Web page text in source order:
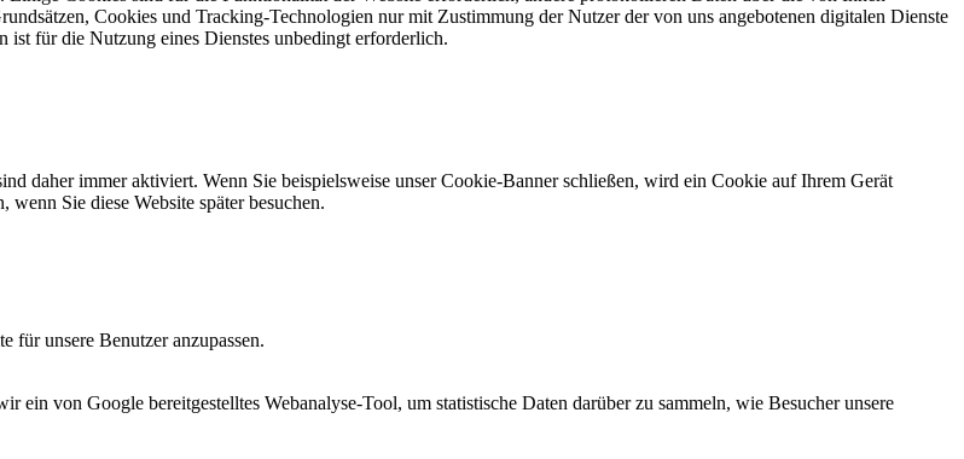
Cookies und Tracking-Technologien nur mit Zustimmung der Nutzer der von uns angebotenen digitalen Dienste
für die Nutzung eines Dienstes unbedingt erforderlich.
daher immer aktiviert. Wenn Sie beispielsweise unser Cookie-Banner schließen, wird ein Cookie auf Ihrem Gerät
Sie diese Website später besuchen.
für unsere Benutzer anzupassen.
ein von Google bereitgestelltes Webanalyse-Tool, um statistische Daten darüber zu sammeln, wie Besucher unsere